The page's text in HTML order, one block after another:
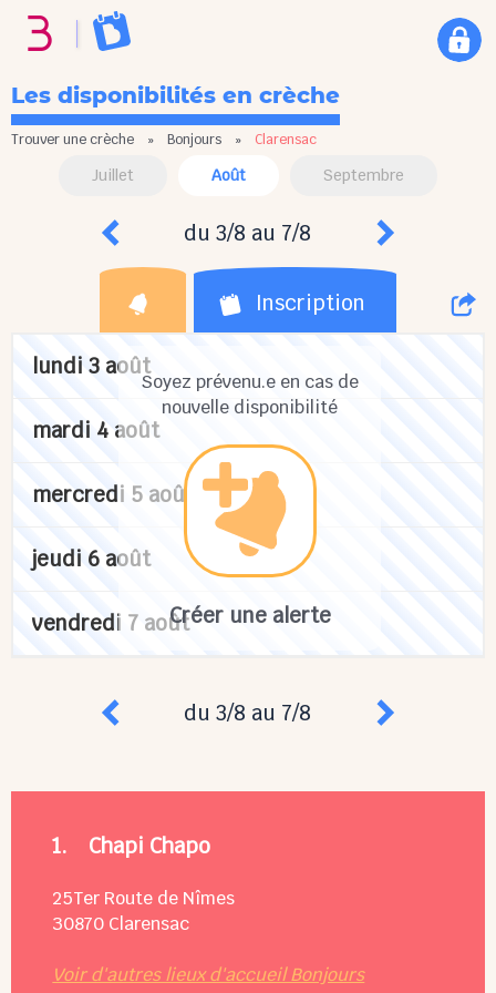
Les disponibilités en crèche
Trouver une crèche » Bonjours » Clarensac
Juillet Août Septembre
du 3/8 au 7/8
Inscription
Soyez prévenu.e en cas de
nouvelle disponibilité
Créer une alerte
lundi 3 août
mardi 4 août
mercredi 5 août
jeudi 6 août
vendredi 7 août
du 3/8 au 7/8
1. Chapi Chapo
25Ter Route de Nîmes
30870 Clarensac
Voir d'autres lieux d'accueil Bonjours